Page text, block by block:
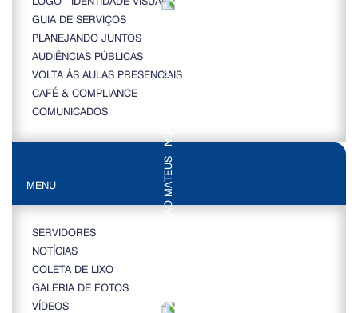
GUIA DE SERVIÇOS
PLANEJANDO JUNTOS
AUDIÊNCIAS PÚBLICAS
VOLTA ÀS AULAS PRESENCIAIS
CAFÉ & COMPLIANCE
COMUNICADOS
MENU
SERVIDORES
NOTÍCIAS
COLETA DE LIXO
GALERIA DE FOTOS
VÍDEOS